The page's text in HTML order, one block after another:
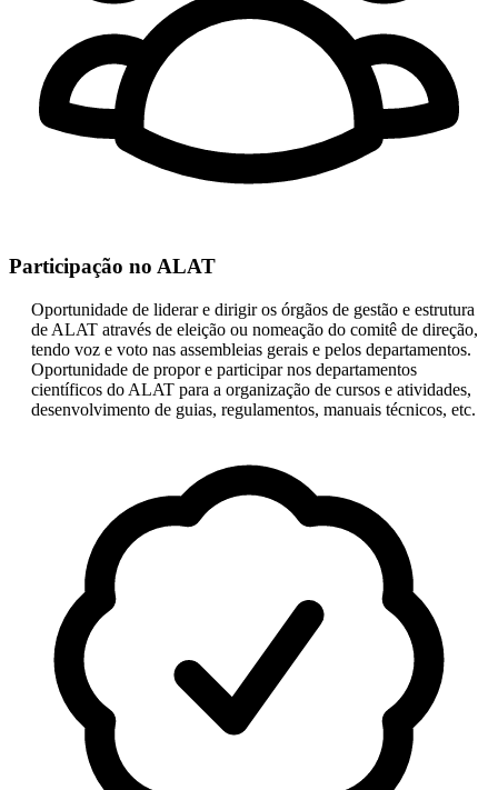
Participação no ALAT
Oportunidade de liderar e dirigir os órgãos de gestão e estrutura
de ALAT através de eleição ou nomeação do comitê de direção,
tendo voz e voto nas assembleias gerais e pelos departamentos.
Oportunidade de propor e participar nos departamentos
científicos do ALAT para a organização de cursos e atividades,
desenvolvimento de guias, regulamentos, manuais técnicos, etc.